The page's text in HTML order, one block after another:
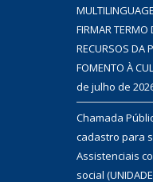
FIRMAR TERMO
RECURSOS DA
FOMENTO À
de julho de
Chamada
cadastro para
Assistenciais
social